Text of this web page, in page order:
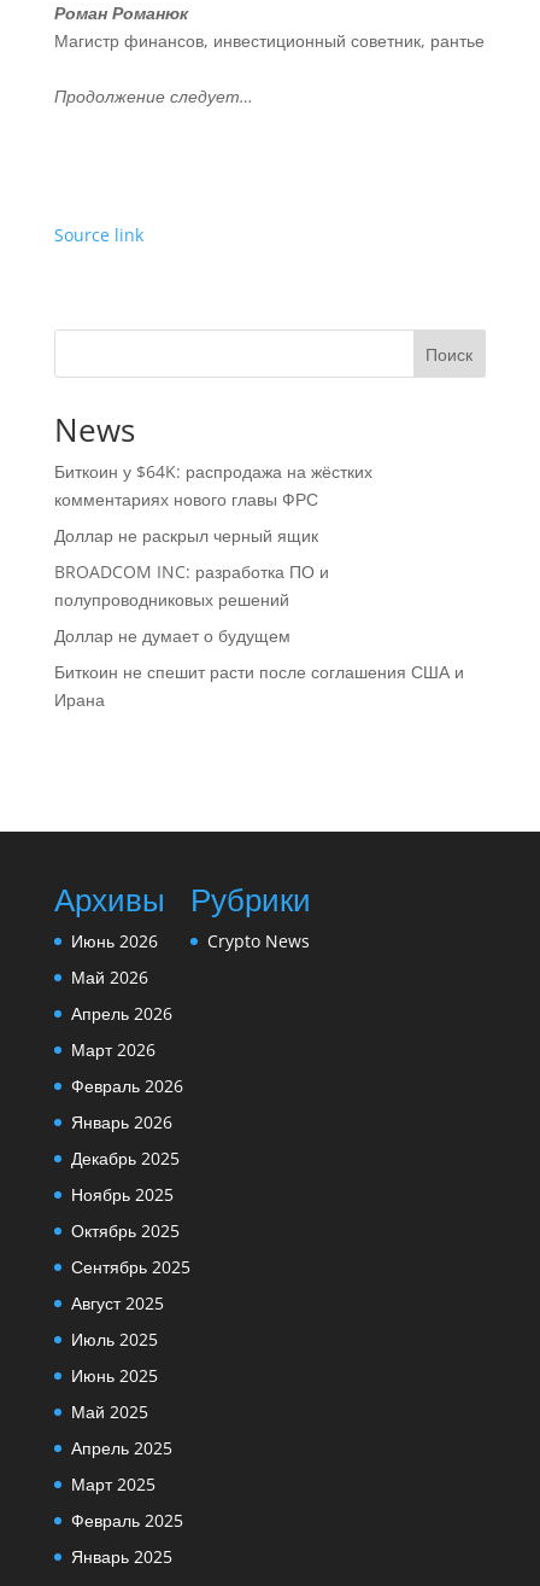
Роман Романюк
Магистр финансов, инвестиционный советник, рантье
Продолжение следует…
Source link
Поиск
News
Биткоин у $64K: распродажа на жёстких
комментариях нового главы ФРС
Доллар не раскрыл черный ящик
BROADCOM INC: разработка ПО и
полупроводниковых решений
Доллар не думает о будущем
Биткоин не спешит расти после соглашения США и
Ирана
Архивы
Июнь 2026
Май 2026
Апрель 2026
Март 2026
Февраль 2026
Январь 2026
Декабрь 2025
Ноябрь 2025
Октябрь 2025
Сентябрь 2025
Август 2025
Июль 2025
Июнь 2025
Май 2025
Апрель 2025
Март 2025
Февраль 2025
Январь 2025
Рубрики
Crypto News